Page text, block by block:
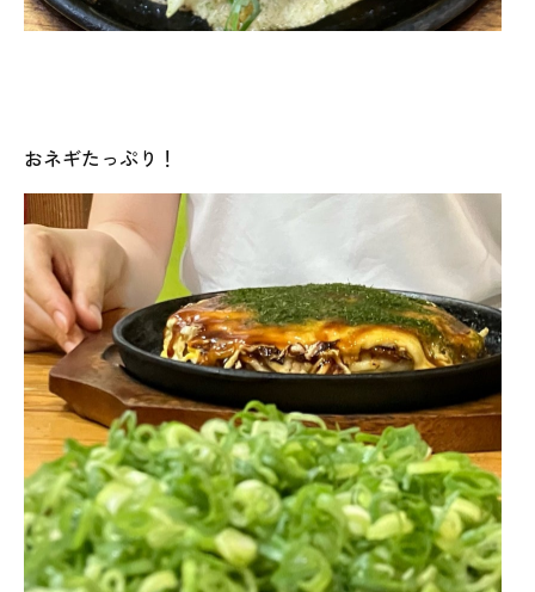
おネギたっぷり！